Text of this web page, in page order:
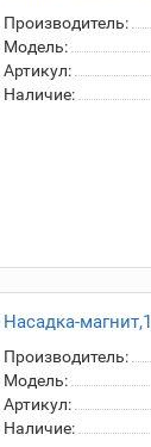
Производитель:
Модель:
Артикул:
Наличие:
Насадка-
Производитель:
Модель:
Артикул:
Наличие: